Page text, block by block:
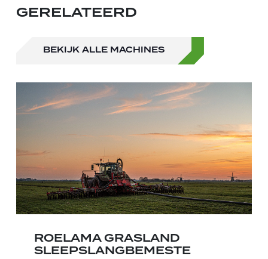
GERELATEERD
BEKIJK ALLE MACHINES
ROELAMA GRASLAND
SLEEPSLANGBEMESTE